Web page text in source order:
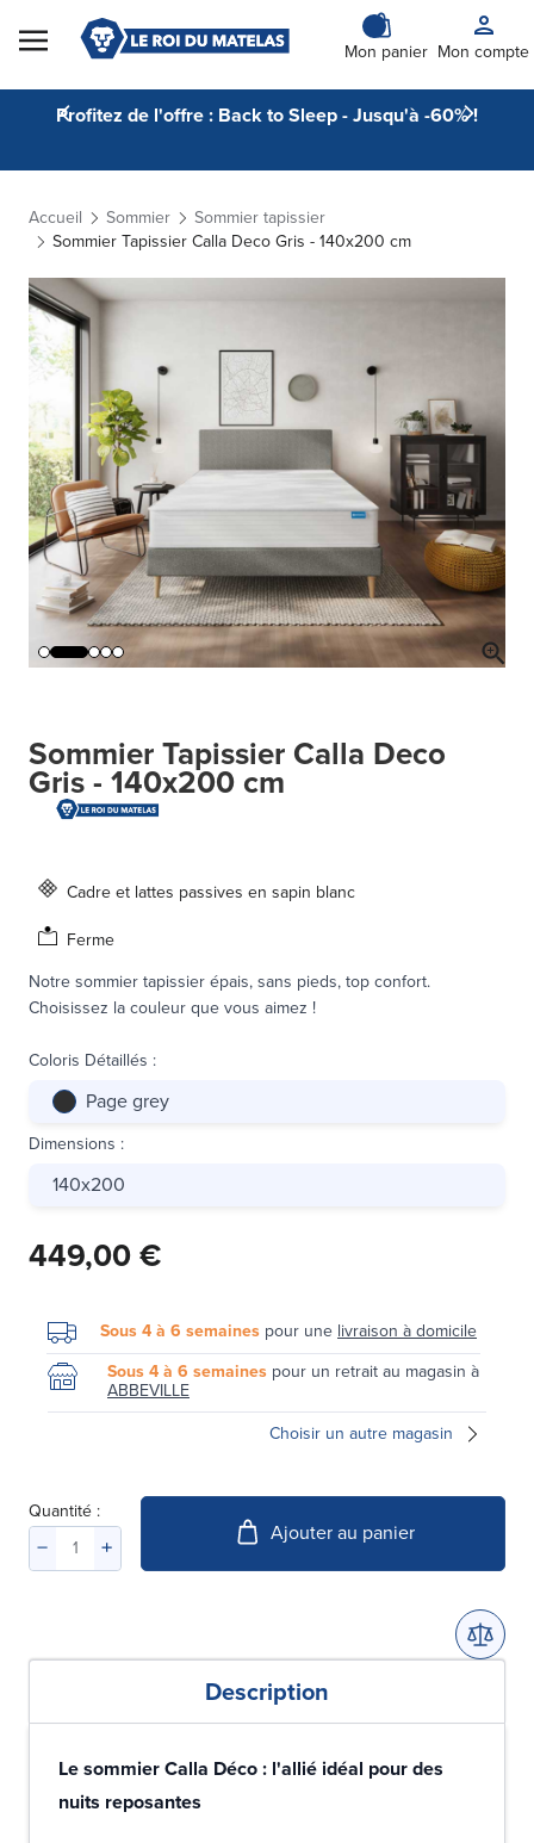
Skip to Content
Mon panier Mon compte
Profitez de l'offre : Back to Sleep - Jusqu'à -60% !
Accueil Sommier
Sommier tapissier
Sommier Tapissier Calla Deco Gris - 140x200 cm
Sommier Tapissier Calla Deco
Gris - 140x200 cm
Cadre et lattes passives en sapin blanc
Ferme
Notre sommier tapissier épais, sans pieds, top confort.
Choisissez la couleur que vous aimez !
Coloris Détaillés :
Page grey
Dimensions :
140x200
449,00 €
Sous 4 à 6 semaines pour une livraison à domicile
Sous 4 à 6 semaines pour un retrait au magasin à
ABBEVILLE
Choisir un autre magasin
Quantité :
Ajouter au panier
Description
Le sommier Calla Déco : l'allié idéal pour des
nuits reposantes